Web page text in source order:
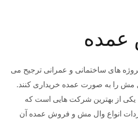
پروژه های ساختمانی و عمرانی ترجیح می
مش را به صورت عمده خریداری کنند.
از بهترین شرکت هایی است که
انواع وال مش و فروش عمده آن